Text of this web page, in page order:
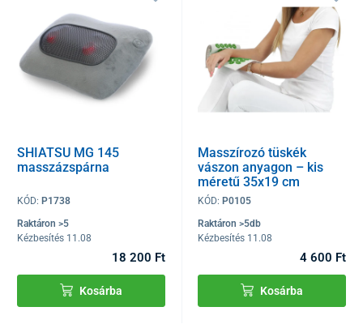
SHIATSU MG 145
masszázspárna
KÓD: P1738
Raktáron >5
Kézbesítés 11.08
18 200 Ft
Kosárba
Masszírozó tüskék
vászon anyagon – kis
méretű 35x19 cm
(Iplikátor)
KÓD: P0105
Raktáron >5db
Kézbesítés 11.08
4 600 Ft
Kosárba